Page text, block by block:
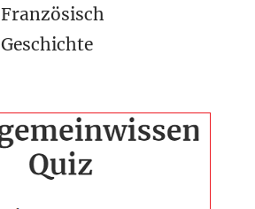
Französisch
Geschichte